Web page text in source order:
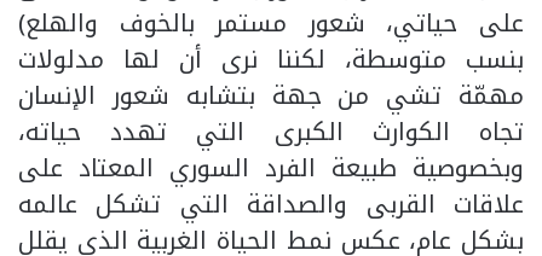
على حياتي، شعور مستمر بالخوف والهلع)
بنسب متوسطة، لكننا نرى أن لها مدلولات
مهمّة تشي من جهة بتشابه شعور الإنسان
تجاه الكوارث الكبرى التي تهدد حياته،
وبخصوصية طبيعة الفرد السوري المعتاد على
علاقات القربى والصداقة التي تشكل عالمه
بشكل عام، عكس نمط الحياة الغربية الذي يقلل